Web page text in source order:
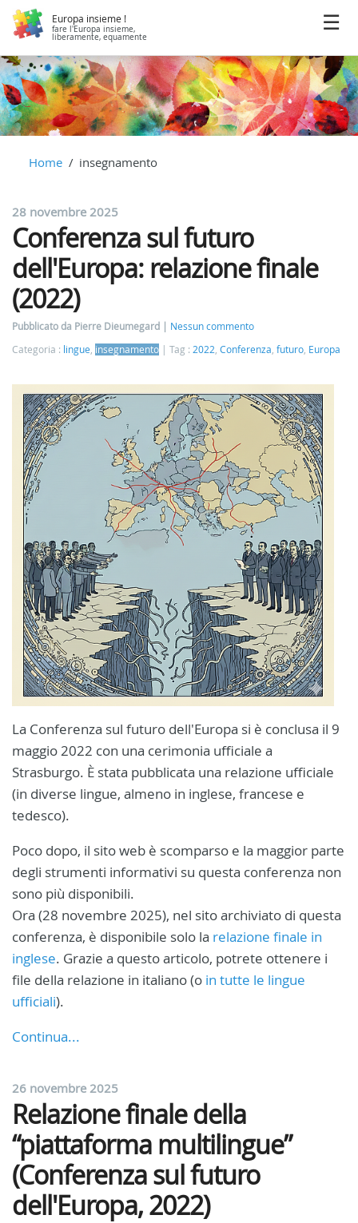
Europa insieme !
fare l'Europa insieme,
liberamente, equamente
Home insegnamento
28 novembre 2025
Conferenza sul futuro
dell'Europa: relazione finale
(2022)
Pubblicato da Pierre Dieumegard
Nessun commento
Categoria : lingue insegnamento Tag : 2022 Conferenza futuro Europa
La Conferenza sul futuro dell'Europa si è conclusa il 9
maggio 2022 con una cerimonia ufficiale a
Strasburgo. È stata pubblicata una relazione ufficiale
(in diverse lingue, almeno in inglese, francese e
tedesco).
Poco dopo, il sito web è scomparso e la maggior parte
degli strumenti informativi su questa conferenza non
sono più disponibili.
Ora (28 novembre 2025), nel sito archiviato di questa
conferenza, è disponibile solo la relazione finale in
inglese. Grazie a questo articolo, potrete ottenere i
file della relazione in italiano (o in tutte le lingue
ufficiali).
Continua...
26 novembre 2025
Relazione finale della
“piattaforma multilingue”
(Conferenza sul futuro
dell'Europa, 2022)